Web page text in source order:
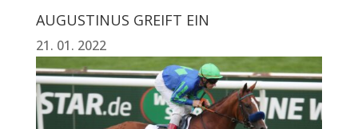
AUGUSTINUS GREIFT EIN
21. 01. 2022